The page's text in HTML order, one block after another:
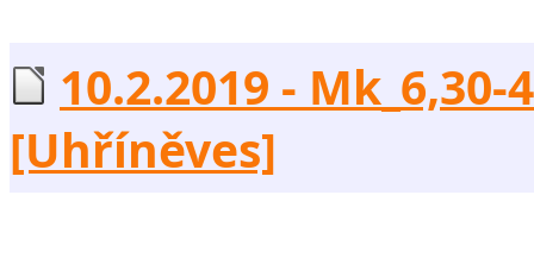
10.2.2019 -
[Uhříněves]